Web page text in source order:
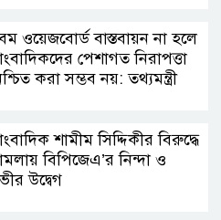
ওয়েজবোর্ড বাস্তবায়ন না হলে
পেশাগত নিরাপত্তা
করা সম্ভব নয়: তথ্যমন্ত্রী
শামীম সিদ্দিকীর বিরুদ্ধে
বিপিজেএ’র নিন্দা ও
উদ্বেগ